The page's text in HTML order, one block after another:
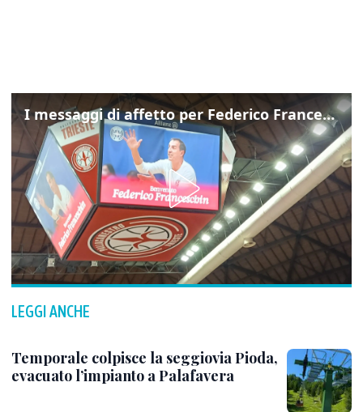
I messaggi di affetto per Federico Franceschin: così il mondo del basket gli è stato accanto fino all’ultimo
LEGGI ANCHE
Temporale colpisce la seggiovia Pioda,
evacuato l’impianto a Palafavera